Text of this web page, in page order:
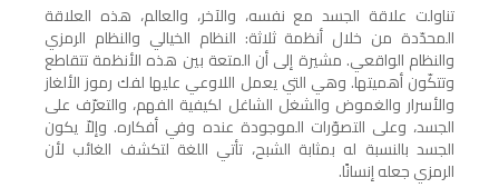
تناولت علاقة الجسد مع نفسه، والآخر، والعالم، هذه العلاقة
المحدّدة من خلال أنظمة ثلاثة: النظام الخيالي والنظام الرمزي
والنظام الواقعي. مشيرة إلى أن المتعة بين هذه الأنظمة تتقاطع
وتتكّون أهميتها. وهي التي يعمل اللاوعي عليها لفك رموز الألغاز
والأسرار والغموض والشغل الشاغل لكيفية الفهم، والتعرّف على
الجسد، وعلى التصوّرات الموجودة عنده وفي أفكاره. وإلاّ يكون
الجسد بالنسبة له بمثابة الشبح، تأتي اللغة لتكشف الغائب لأن
الرمزي جعله إنسانًا.